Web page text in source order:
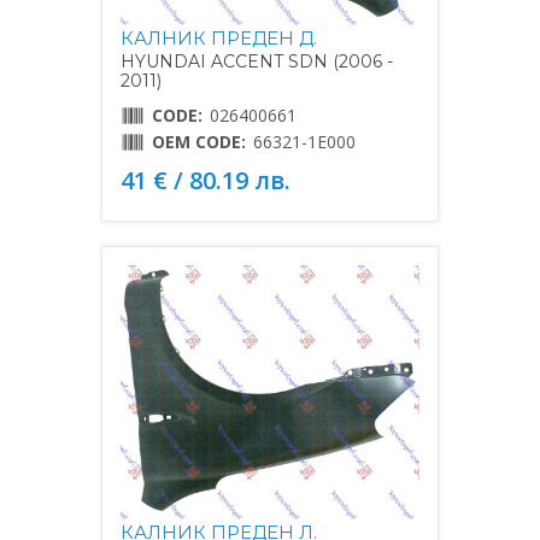
КАЛНИК ПРЕДЕН Д.
HYUNDAI ACCENT SDN (2006 -
2011)
CODE: 026400661
OEM CODE: 66321-1E000
41 € / 80.19 лв.
КАЛНИК ПРЕДЕН Л.